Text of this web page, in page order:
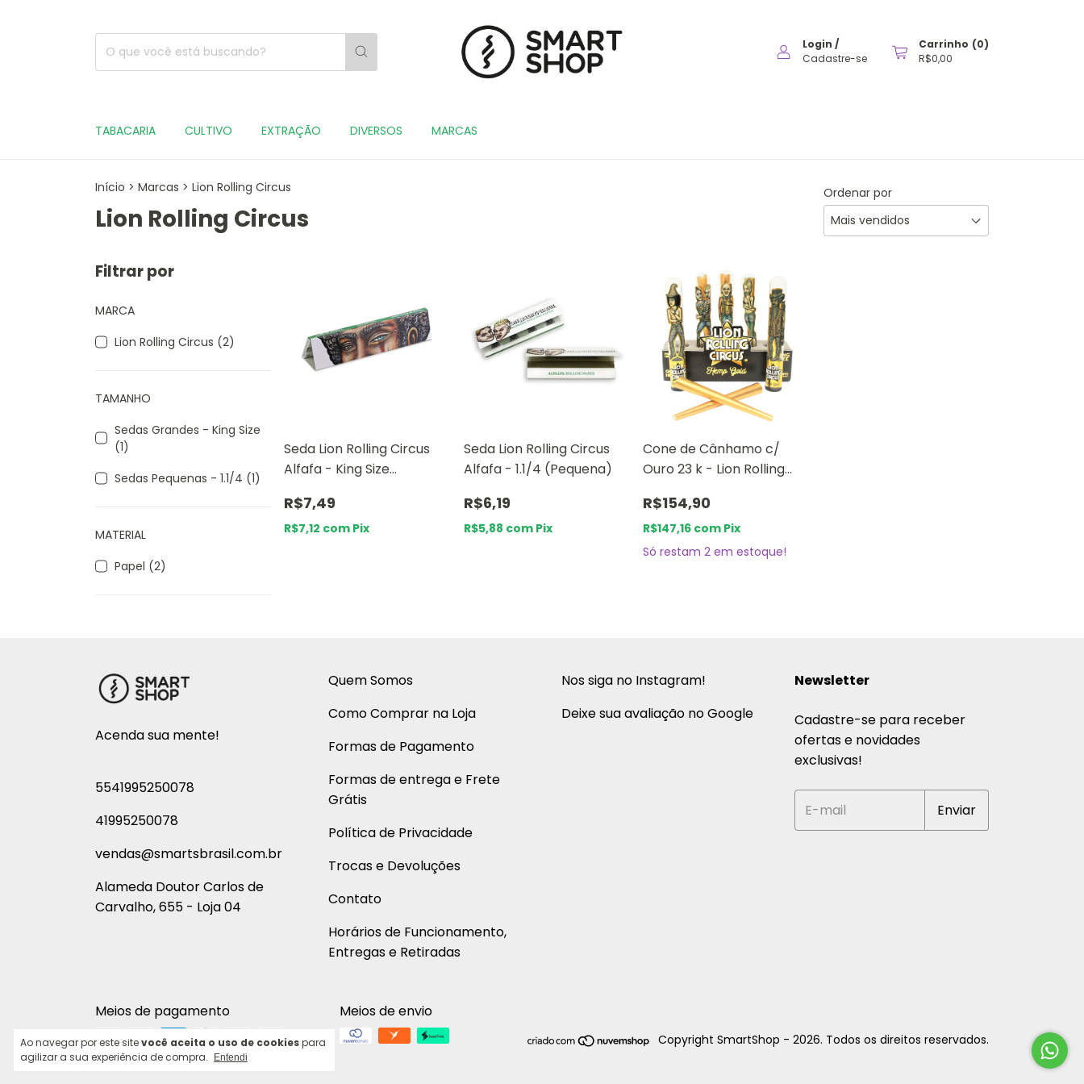
Login /
Cadastre-se
Carrinho (0)
R$0,00
TABACARIA CULTIVO EXTRAÇÃO DIVERSOS MARCAS
Ao navegar por este sitevocê aceita o uso de cookiespara
agilizar a sua experiência de compra.
Entendi
Início > Marcas > Lion Rolling Circus
Lion Rolling Circus
Ordenar por
Filtrar por
MARCA
Lion Rolling Circus (2)
TAMANHO
Sedas Grandes - King Size
(1)
Sedas Pequenas - 1.1/4 (1)
MATERIAL
Papel (2)
Seda Lion Rolling Circus
Alfafa - King Size
R$7,49
R$7,12 com Pix
Seda Lion Rolling Circus
Alfafa - 1.1/4 (Pequena)
R$6,19
R$5,88 com Pix
Cone de Cânhamo c/
Ouro 23 k - Lion Rolling
R$154,90
R$147,16 com Pix
Só restam2 em estoque!
Acenda sua mente!
5541995250078
41995250078
vendas@smartsbrasil.com.br
Alameda Doutor Carlos de
Carvalho, 655 - Loja 04
Quem Somos
Como Comprar na Loja
Formas de Pagamento
Formas de entrega e Frete
Grátis
Política de Privacidade
Trocas e Devoluções
Contato
Horários de Funcionamento,
Entregas e Retiradas
Nos siga no Instagram!
Deixe sua avaliação no Google
Newsletter
Cadastre-se para receber
ofertas e novidades
exclusivas!
Meios de pagamento Meios de envio
Copyright SmartShop - 2026. Todos os direitos reservados.